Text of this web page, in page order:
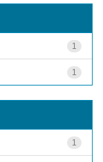
1
1
1